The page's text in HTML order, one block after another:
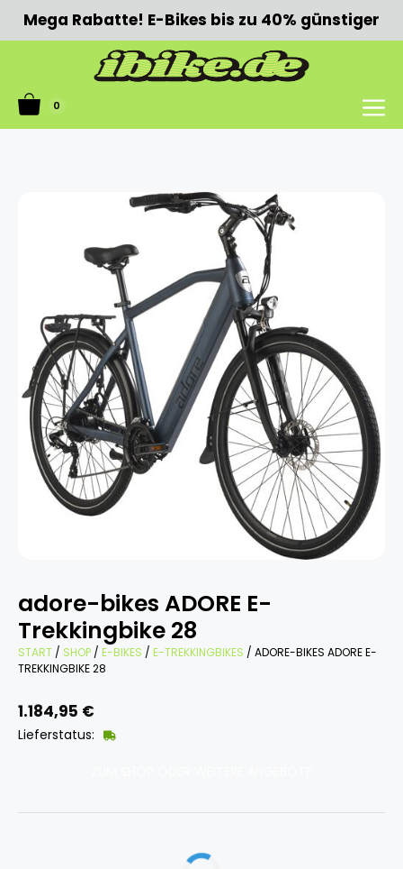
Zum
Inhalt
Mega Rabatte! E-Bikes bis zu 40% günstiger
0
Menü
adore-bikes ADORE E-
Trekkingbike 28
START / SHOP / E-BIKES / E-TREKKINGBIKES / ADORE-BIKES ADORE E-
TREKKINGBIKE 28
1.184,95 €
Lieferstatus: